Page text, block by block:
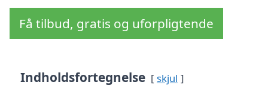
Få tilbud, gratis og uforpligtende
Indholdsfortegnelse skjul